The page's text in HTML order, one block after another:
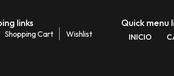
links
Shopping Cart Wishlist
Quick menu
INICIO